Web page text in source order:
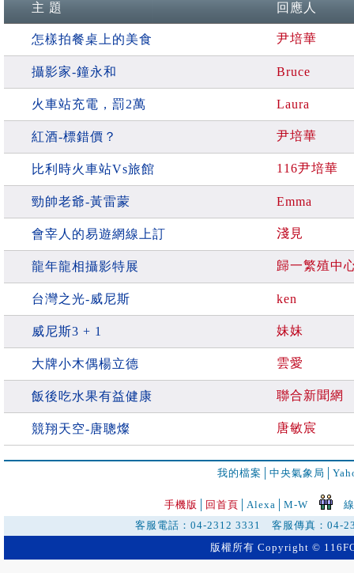
主 題 回應人
怎樣拍餐桌上的美食 尹培華
攝影家-鐘永和 Bruce
火車站充電，罰2萬 Laura
紅酒-標錯價？ 尹培華
比利時火車站Vs旅館 116尹培華
勁帥老爺-黃雷蒙 Emma
會宰人的易遊網線上訂 淺見
龍年龍相攝影特展 歸一繁殖中
台灣之光-威尼斯 ken
威尼斯3 + 1 妹妹
大牌小木偶楊立德 雲愛
飯後吃水果有益健康 聯合新聞網
競翔天空-唐聰燦 唐敏宸
我的檔案 中央氣象局
手機版 回首頁 Alexa│ M-W
客服電話：04-2312 3331 客服傳真：
版權所有 Copyright ©